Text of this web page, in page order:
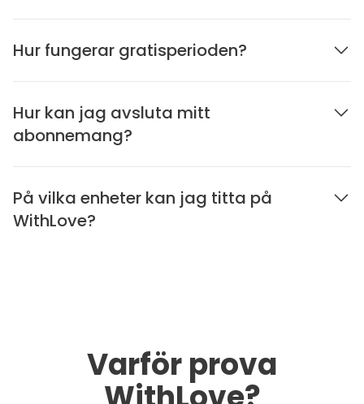
Hur fungerar gratisperioden?
Hur kan jag avsluta mitt
abonnemang?
På vilka enheter kan jag titta på
WithLove?
Varför prova